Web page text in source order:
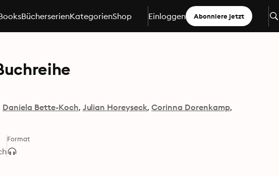
BücherserienKategorienShop Einloggen Abonniere jetzt
Daniela Bette-Koch Julian Horeyseck Corinna Dorenkamp
Format